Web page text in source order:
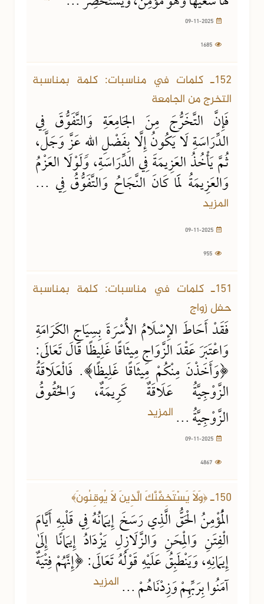
152ـ كلمات في مناسبات: كلمة بمناسبة
التخرج من الجامعة
فَإِنَّ التَّخَرُّجَ مِنَ الجَامِعَةِ وَالتَّفَوُّقَ فِي
الدِّرَاسَةِ لَا يَكُونُ إِلَّا بِفَضْلِ اللهِ عَزَّ وَجَلَّ،
ثُمَّ يَأْخُذُ العَزِيمَةَ فِي الدِّرَاسَةِ، وَلَوْلَا العَزْمُ
وَالعَزِيمَةُ لَمَا كَانَ النَّجَاحُ وَالتَّفَوُّقُ فِي ...
المزيد
151ـ كلمات في مناسبات: كلمة بمناسبة
حفل زواج
فَقَدْ أَحَاطَ الإِسْلَامُ الأُسْرَةَ بِسِيَاجِ الكَرَامَةِ
وَاعْتَبَرَ عَقْدَ الزَّوَاجِ مِيثَاقًا غَلِيظًا قَالَ تَعَالَى:
﴿وَأَخَذْنَ مِنْكُمْ مِيثَاقًا غَلِيظًا﴾. فَالْعَلَاقَةُ
الزَّوْجِيَّةُ عَلَاقَةٌ كَرِيمَةٌ، وَالحُقُوقُ
الزَّوْجِيَّةُ ... المزيد
150ـ ﴿وَلَا يَسْتَخِفَّنَّكَ الَّذِينَ لَا يُوقِنُونَ﴾
الْمُؤْمِنُ الْحَقُّ الَّذِي رَسَخَ إِيمَانُهُ فِي قَلْبِهِ أَيَّامَ
الْفِتَنِ وَالْمِحَنِ وَالزَّلَازِلِ يَزْدَادُ إِيمَانًا إِلَىٰ
إِيمَانِهِ، وَيَنْطَبِقُ عَلَيْهِ قَوْلُهُ تَعَالَى: ﴿إِنَّهُمْ فِتْيَةٌ
آمَنُوا بِرَبِّهِمْ وَزِدْنَاهُمْ ... المزيد